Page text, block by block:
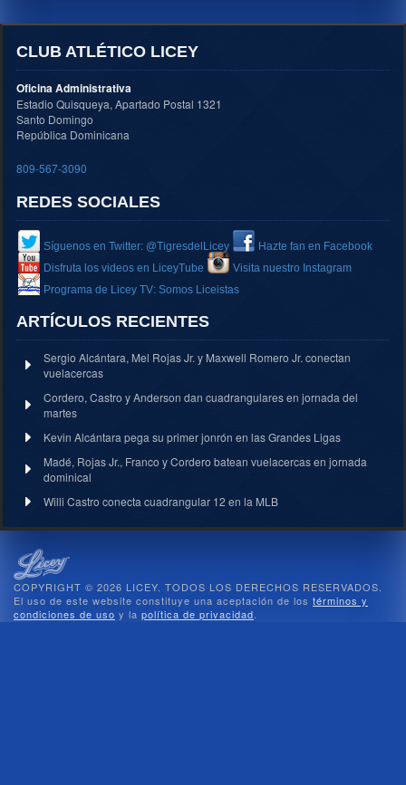
CLUB ATLÉTICO LICEY
Oficina Administrativa
Estadio Quisqueya, Apartado Postal 1321
Santo Domingo
República Dominicana
809-567-3090
REDES SOCIALES
Síguenos en Twitter: @TigresdelLicey
Hazte fan en Facebook
Disfruta los videos en LiceyTube
Visita nuestro Instagram
Programa de Licey TV: Somos Liceistas
ARTÍCULOS RECIENTES
Sergio Alcántara, Mel Rojas Jr. y Maxwell Romero Jr. conectan
vuelacercas
Cordero, Castro y Anderson dan cuadrangulares en jornada del
martes
Kevin Alcántara pega su primer jonrón en las Grandes Ligas
Madé, Rojas Jr., Franco y Cordero batean vuelacercas en jornada
dominical
Willi Castro conecta cuadrangular 12 en la MLB
COPYRIGHT © 2026 LICEY. TODOS LOS DERECHOS RESERVADOS.
El uso de este website constituye una aceptación de los términos y
condiciones de uso y la política de privacidad